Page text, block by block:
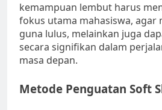
kemampuan lembut harus
fokus utama mahasiswa, agar
guna lulus, melainkan juga
secara signifikan dalam
masa depan.
Metode Penguatan Soft